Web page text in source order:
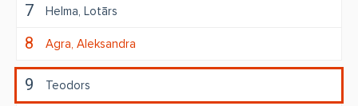
7 Helma Lotārs
8 Agra Aleksandra
9 Teodors